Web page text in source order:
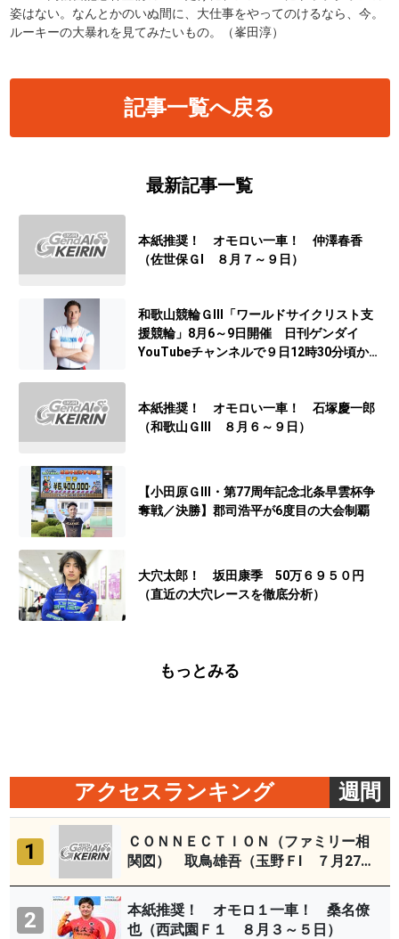
姿はない。なんとかのいぬ間に、大仕事をやってのけるなら、今。
ルーキーの大暴れを見てみたいもの。（峯田淳）
記事一覧へ戻る
最新記事一覧
本紙推奨！ オモロい一車！ 仲澤春香
（佐世保ＧⅠ ８月７～９日）
和歌山競輪ＧⅢ「ワールドサイクリスト支
援競輪」8月6～9日開催 日刊ゲンダイ
YouTubeチャンネルで９日12時30分頃から
本紙推奨！ オモロい一車！ 石塚慶一郎
（和歌山ＧⅢ ８月６～９日）
【小田原ＧⅢ・第77周年記念北条早雲杯争
奪戦／決勝】郡司浩平が6度目の大会制覇
大穴太郎！ 坂田康季 50万６９５０円
（直近の大穴レースを徹底分析）
もっとみる
アクセスランキング 週間
1
ＣＯＮＮＥＣＴＩＯＮ（ファミリー相
関図） 取鳥雄吾（玉野ＦⅠ ７月27～
2
本紙推奨！ オモロ１一車！ 桑名僚
也（西武園Ｆ１ ８月３～５日）